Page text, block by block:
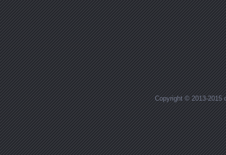
Copyright © 2013-2015